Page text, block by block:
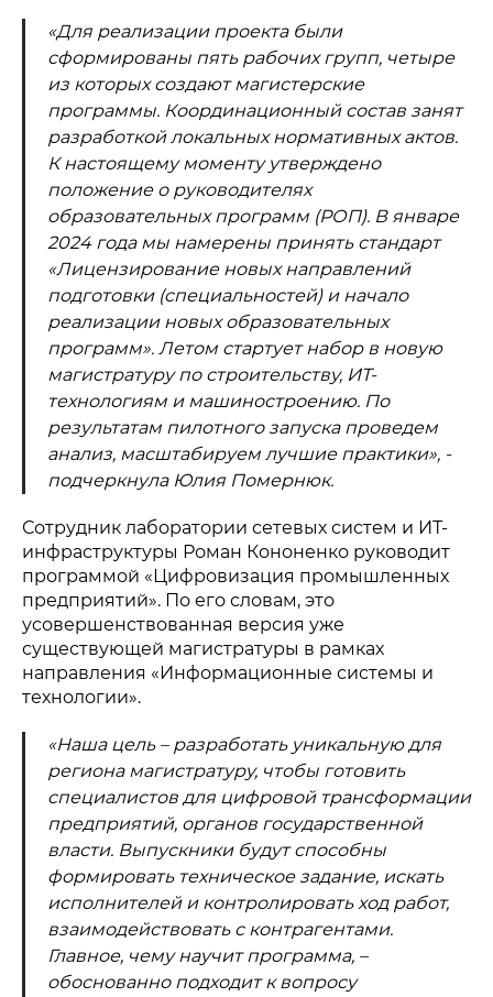
«Для реализации проекта были
сформированы пять рабочих групп, четыре
из которых создают магистерские
программы. Координационный состав занят
разработкой локальных нормативных актов.
К настоящему моменту утверждено
положение о руководителях
образовательных программ (РОП). В январе
2024 года мы намерены принять стандарт
«Лицензирование новых направлений
подготовки (специальностей) и начало
реализации новых образовательных
программ». Летом стартует набор в новую
магистратуру по строительству, ИТ-
технологиям и машиностроению. По
результатам пилотного запуска проведем
анализ, масштабируем лучшие практики», -
подчеркнула Юлия Помернюк.
Сотрудник лаборатории сетевых систем и ИТ-
инфраструктуры Роман Кононенко руководит
программой «Цифровизация промышленных
предприятий». По его словам, это
усовершенствованная версия уже
существующей магистратуры в рамках
направления «Информационные системы и
технологии».
«Наша цель – разработать уникальную для
региона магистратуру, чтобы готовить
специалистов для цифровой трансформации
предприятий, органов государственной
власти. Выпускники будут способны
формировать техническое задание, искать
исполнителей и контролировать ход работ,
взаимодействовать с контрагентами.
Главное, чему научит программа, –
обоснованно подходит к вопросу